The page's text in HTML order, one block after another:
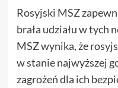
Rosyjski MSZ
brała udziału w tych
MSZ wynika, że
w stanie najwyższej
zagrożeń dla ich